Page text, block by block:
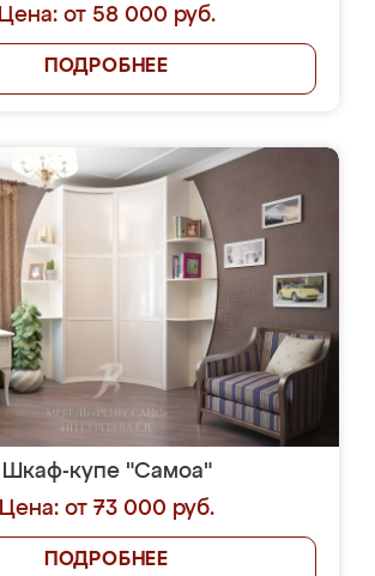
Цена: от 58 000 руб.
ПОДРОБНЕЕ
Шкаф-купе "Самоа"
Цена: от 73 000 руб.
ПОДРОБНЕЕ